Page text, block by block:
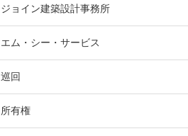
ジョイン建築設計事務所
エム・シー・サービス
巡回
所有権